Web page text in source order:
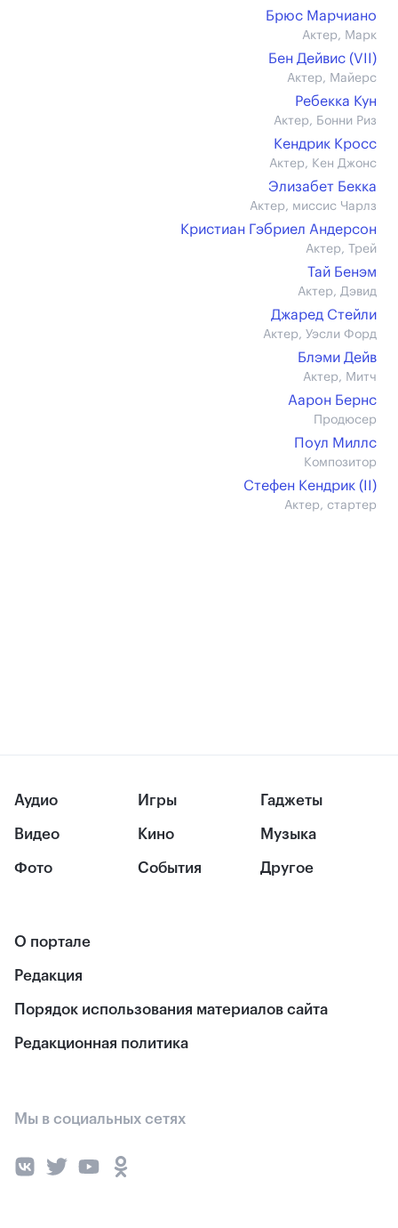
Брюс Марчиано
Актер, Марк
Бен Дейвис (VII)
Актер, Майерс
Ребекка Кун
Актер, Бонни Риз
Кендрик Кросс
Актер, Кен Джонс
Элизабет Бекка
Актер, миссис Чарлз
Кристиан Гэбриел Андерсон
Актер, Трей
Тай Бенэм
Актер, Дэвид
Джаред Стейли
Актер, Уэсли Форд
Блэми Дейв
Актер, Митч
Аарон Бернс
Продюсер
Поул Миллс
Композитор
Стефен Кендрик (II)
Актер, стартер
Аудио
Видео
Фото
Игры
Кино
События
Гаджеты
Музыка
Другое
О портале
Редакция
Порядок использования материалов сайта
Редакционная политика
Мы в социальных сетях